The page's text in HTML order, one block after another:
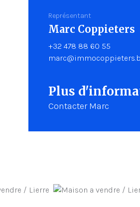
Représentant
Marc Coppieters
+32 478 88 60 55
Plus
Contacter Marc